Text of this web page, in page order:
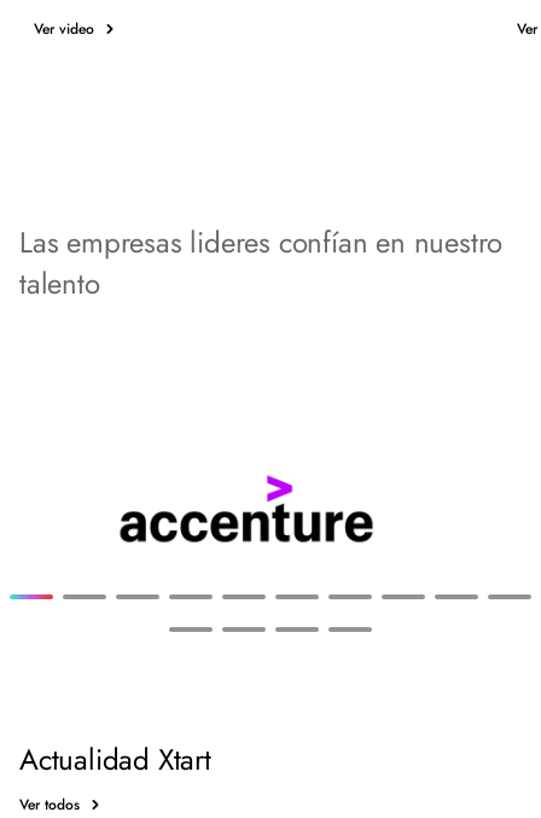
Ver video
Las empresas lideres confían en nuestro
talento
Actualidad Xtart
Ver todos